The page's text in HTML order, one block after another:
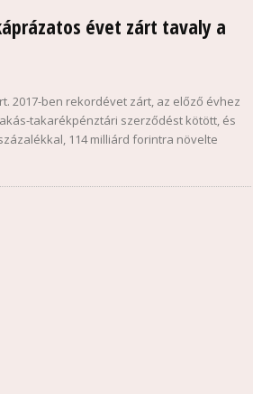
évet zárt tavaly a
2017-ben rekordévet zárt, az előző évhez
takarékpénztári szerződést kötött, és
114 milliárd forintra növelte